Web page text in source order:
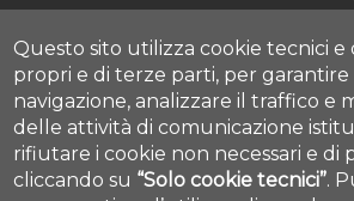
Albo Pretorio Online
Amministrazione
Parla con noi
Mettiamoci la Faccia
Fatturazione
Cookie settings
Questo sito utilizza cookie tecnici e
propri e di terze parti, per
navigazione, analizzare il traffico e
delle attività di comunicazione
rifiutare i cookie non necessari e di
cliccando su “Solo cookie tecnici”.